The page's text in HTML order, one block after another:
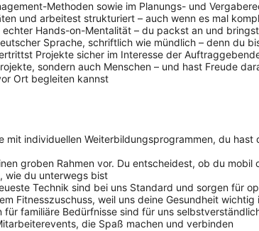
Methoden sowie im Planungs- und
und arbeitest strukturiert – auch wenn es mal
Hands-on-Mentalität – du packst an und
Sprache, schriftlich wie mündlich – denn du
Projekte sicher im Interesse der
sondern auch Menschen – und hast Freude
Ort begleiten kannst
mit individuellen Weiterbildungsprogrammen, du
groben Rahmen vor. Du entscheidest, ob du mobil
wie du unterwegs bist
Technik sind bei uns Standard und sorgen für
Fitnesszuschuss, weil uns deine Gesundheit wichtig
für familiäre Bedürfnisse sind für uns
die Spaß machen und verbinden